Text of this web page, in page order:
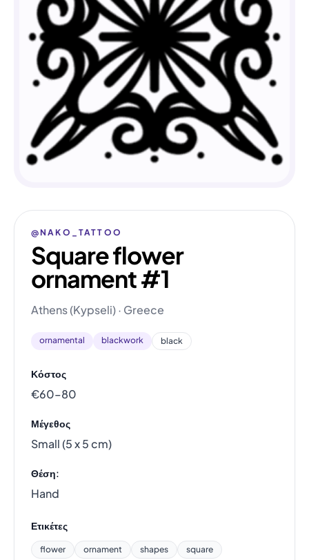
@NAKO_TATTOO
Square flower
ornament #1
Athens (Kypseli) · Greece
ornamental blackwork black
Κόστος
€60–80
Μέγεθος
Small (5 x 5 cm)
Θέση:
Hand
Ετικέτες
flower ornament shapes square